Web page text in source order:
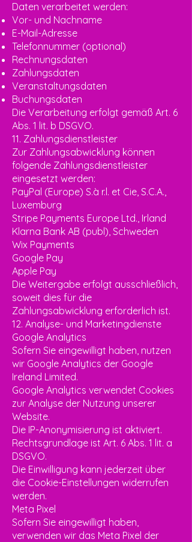
Daten verarbeitet werden:
Vor- und Nachname
E-Mail-Adresse
Telefonnummer (optional)
Rechnungsdaten
Zahlungsdaten
Veranstaltungsdaten
Buchungsdaten
Die Verarbeitung erfolgt gemäß Art. 6
Abs. 1 lit. b DSGVO.
11. Zahlungsdienstleister
Zur Zahlungsabwicklung können
folgende Zahlungsdienstleister
eingesetzt werden:
PayPal (Europe) S.à r.l. et Cie, S.C.A.,
Luxemburg
Stripe Payments Europe Ltd., Irland
Klarna Bank AB (publ), Schweden
Wix Payments
Google Pay
Apple Pay
Die Weitergabe erfolgt ausschließlich,
soweit dies für die
Zahlungsabwicklung erforderlich ist.
12. Analyse- und Marketingdienste
Google Analytics
Sofern Sie eingewilligt haben, nutzen
wir Google Analytics der Google
Ireland Limited.
Google Analytics verwendet Cookies
zur Analyse der Nutzung unserer
Website.
Die IP-Anonymisierung ist aktiviert.
Rechtsgrundlage ist Art. 6 Abs. 1 lit. a
DSGVO.
Die Einwilligung kann jederzeit über
die Cookie-Einstellungen widerrufen
werden.
Meta Pixel
Sofern Sie eingewilligt haben,
verwenden wir das Meta Pixel der